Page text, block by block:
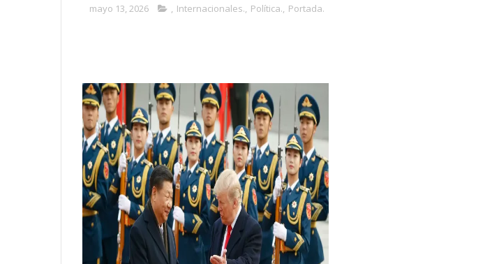
mayo 13, 2026 , Internacionales., Política., Portada.